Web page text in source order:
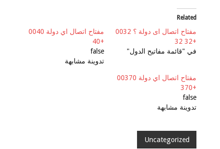
Related
مفتاح اتصال اى دولة ؟ 0032
+32 32
في "قائمة مفاتيح الدول"
مفتاح اتصال اي دولة 0040
+40
false
تدوينة مشابهة
مفتاح اتصال اي دولة 00370
+370
false
تدوينة مشابهة
Uncategorized